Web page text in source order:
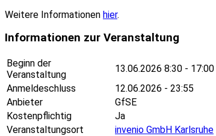
Weitere Informationen hier.
Informationen zur Veranstaltung
Beginn der
Veranstaltung
13.06.2026 8:30 - 17:00
Anmeldeschluss
12.06.2026 - 23:55
Anbieter
GfSE
Kostenpflichtig
Ja
Veranstaltungsort
invenio GmbH Karlsruhe